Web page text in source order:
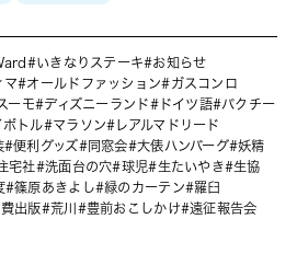
いきなりステーキ
お知らせ
マ オールドファッション
ガスコンロ
ーモ ディズニーランド ドイツ語
パクチー
ボトル マラソン
レアルマドリード
便利グッズ 同窓会 大俵ハンバーグ
妖精
宅社 洗面台の穴 球児 生たいやき
生協
篠原あきよし 緑のカーテン
羅臼
費出版 荒川 豊前おこしかけ
遠征報告会